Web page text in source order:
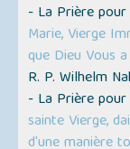
- La Prière
Marie, Vierge
que Dieu Vous
R. P. Wilhelm
- La Prière
sainte Vierge,
d'une manière